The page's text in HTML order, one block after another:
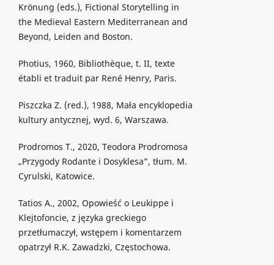
Krönung (eds.), Fictional Storytelling in
the Medieval Eastern Mediterranean and
Beyond, Leiden and Boston.
Photius, 1960, Bibliothèque, t. II, texte
établi et traduit par René Henry, Paris.
Piszczka Z. (red.), 1988, Mała encyklopedia
kultury antycznej, wyd. 6, Warszawa.
Prodromos T., 2020, Teodora Prodromosa
„Przygody Rodante i Dosyklesa”, tłum. M.
Cyrulski, Katowice.
Tatios A., 2002, Opowieść o Leukippe i
Klejtofoncie, z języka greckiego
przetłumaczył, wstępem i komentarzem
opatrzył R.K. Zawadzki, Częstochowa.